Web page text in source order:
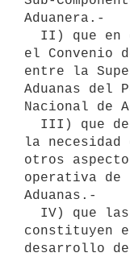
Aduanera.-
el Convenio
entre la
Aduanas del
Nacional de
la necesidad
otros
operativa de
Aduanas.-
constituyen
desarrollo